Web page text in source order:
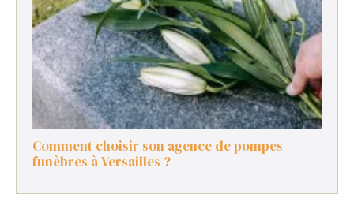
Comment choisir son agence de pompes
funèbres à Versailles ?